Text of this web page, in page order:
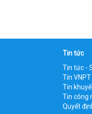
Tin tức
Tin tức -
Tin VNPT
Tin
Tin công
Quyết